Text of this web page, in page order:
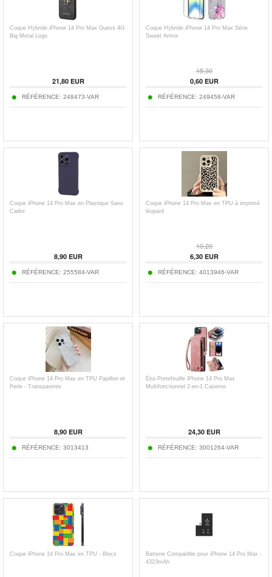
Coque Hybride iPhone 14 Pro Max Guess 4G
Big Metal Logo
21,80EUR
RÉFÉRENCE: 248473-VAR
Coque Hybride iPhone 14 Pro Max Série
Sweet Armor
15,30
0,60EUR
RÉFÉRENCE: 249458-VAR
Coque iPhone 14 Pro Max en Plastique Sans
Cadre
8,90EUR
RÉFÉRENCE: 255584-VAR
Coque iPhone 14 Pro Max en TPU à imprimé
léopard
10,20
6,30EUR
RÉFÉRENCE: 4013946-VAR
Coque iPhone 14 Pro Max en TPU Papillon et
Perle - Transparente
8,90EUR
RÉFÉRENCE: 3013413
Étui Portefeuille iPhone 14 Pro Max
Multifonctionnel 2-en-1 Caseme
24,30EUR
RÉFÉRENCE: 3001264-VAR
Coque iPhone 14 Pro Max en TPU - Blocs
Batterie Compatible pour iPhone 14 Pro Max -
4323mAh